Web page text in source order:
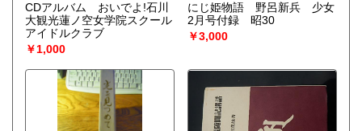
山岡久乃 林弥吉：加藤武 林
八重：荒木道子 江波貞雄：
内藤武敏 他吉：大滝秀治 す
ず：佐々木すみ江 宮本吾
市：三國連太郎 栗本昌子：
奈良岡朋子 山中中尉：森下
少尉：辻萬長 小川憲兵：蔵
長：高橋義治 老和尚：加藤
CDアルバム おいでよ!石川
大観光蓮ノ空女学院スクール
アイドルクラブ
￥1,000
にじ姫物語 野呂新兵 少女
2月号付録 昭30
￥3,000